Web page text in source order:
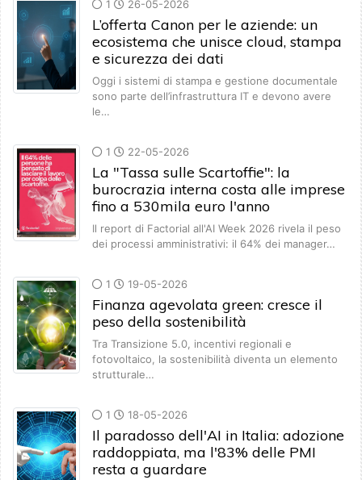
1 26-05-2026
L’offerta Canon per le aziende: un
ecosistema che unisce cloud, stampa
e sicurezza dei dati
Oggi i sistemi di stampa e gestione documentale
sono parte dell’infrastruttura IT e devono avere
le…
1 22-05-2026
La "Tassa sulle Scartoffie": la
burocrazia interna costa alle imprese
fino a 530mila euro l'anno
Il report di Factorial all'AI Week 2026 rivela il peso
dei processi amministrativi: il 64% dei manager…
1 19-05-2026
Finanza agevolata green: cresce il
peso della sostenibilità
Tra Transizione 5.0, incentivi regionali e
fotovoltaico, la sostenibilità diventa un elemento
strutturale…
1 18-05-2026
Il paradosso dell'AI in Italia: adozione
raddoppiata, ma l'83% delle PMI
resta a guardare